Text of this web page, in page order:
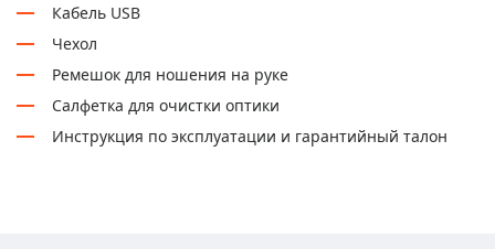
Кабель USB
Чехол
Ремешок для ношения на руке
Салфетка для очистки оптики
Инструкция по эксплуатации и гарантийный талон